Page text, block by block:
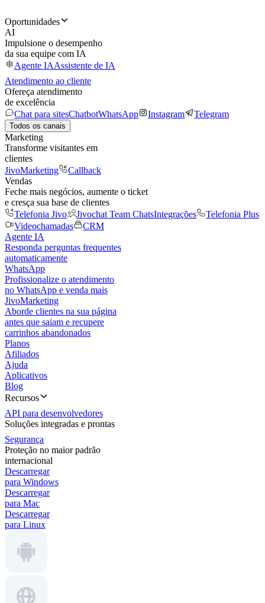
Oportunidades
AI
Impulsione o desempenho
da sua equipe com IA
Agente IAAssistente de IA
Atendimento ao cliente
Ofereça atendimento
de excelência
Chat para sitesChatbotWhatsApp Instagram Telegram
Todos os canais
Marketing
Transforme visitantes em
clientes
JivoMarketing
Callback
Vendas
Feche mais negócios, aumente o ticket
e cresça sua base de clientes
Telefonia Jivo
Jivochat Team ChatsIntegrações
Telefonia Plus
Videochamadas
CRM
Agente IA
Responda perguntas frequentes
automaticamente
WhatsApp
Profissionalize o atendimento
no WhatsApp e venda mais
JivoMarketing
Aborde clientes na sua página
antes que saiam e recupere
carrinhos abandonados
Planos
Afiliados
Ajuda
Aplicativos
Blog
Recursos
API para desenvolvedores
Soluções integradas e prontas
Segurança
Proteção no maior padrão
internacional
Descarregar
para Windows
Descarregar
para Mac
Descarregar
para Linux